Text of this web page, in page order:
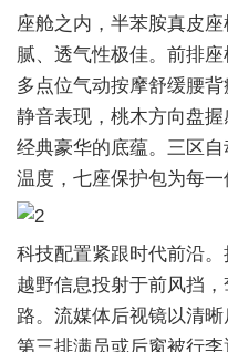
座舱之内，半苯胺真皮
腻、透气性极佳。前排
多点位气动按摩舒缓腰
静音表现，桃木方向盘
经典豪华的底蕴。三区
温度，七座保护包为每一
科技配置紧跟时代前沿
越野信息投射于前风挡
路。流媒体后视镜以清
第三排满员或后窗被行